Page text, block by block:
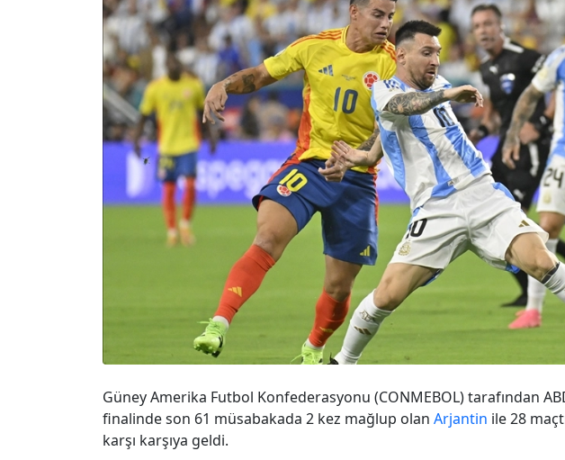
Güney Amerika Futbol Konfederasyonu (CONMEBOL) tarafından
finalinde son 61 müsabakada 2 kez mağlup olan Arjantin ile 28
karşı karşıya geldi.